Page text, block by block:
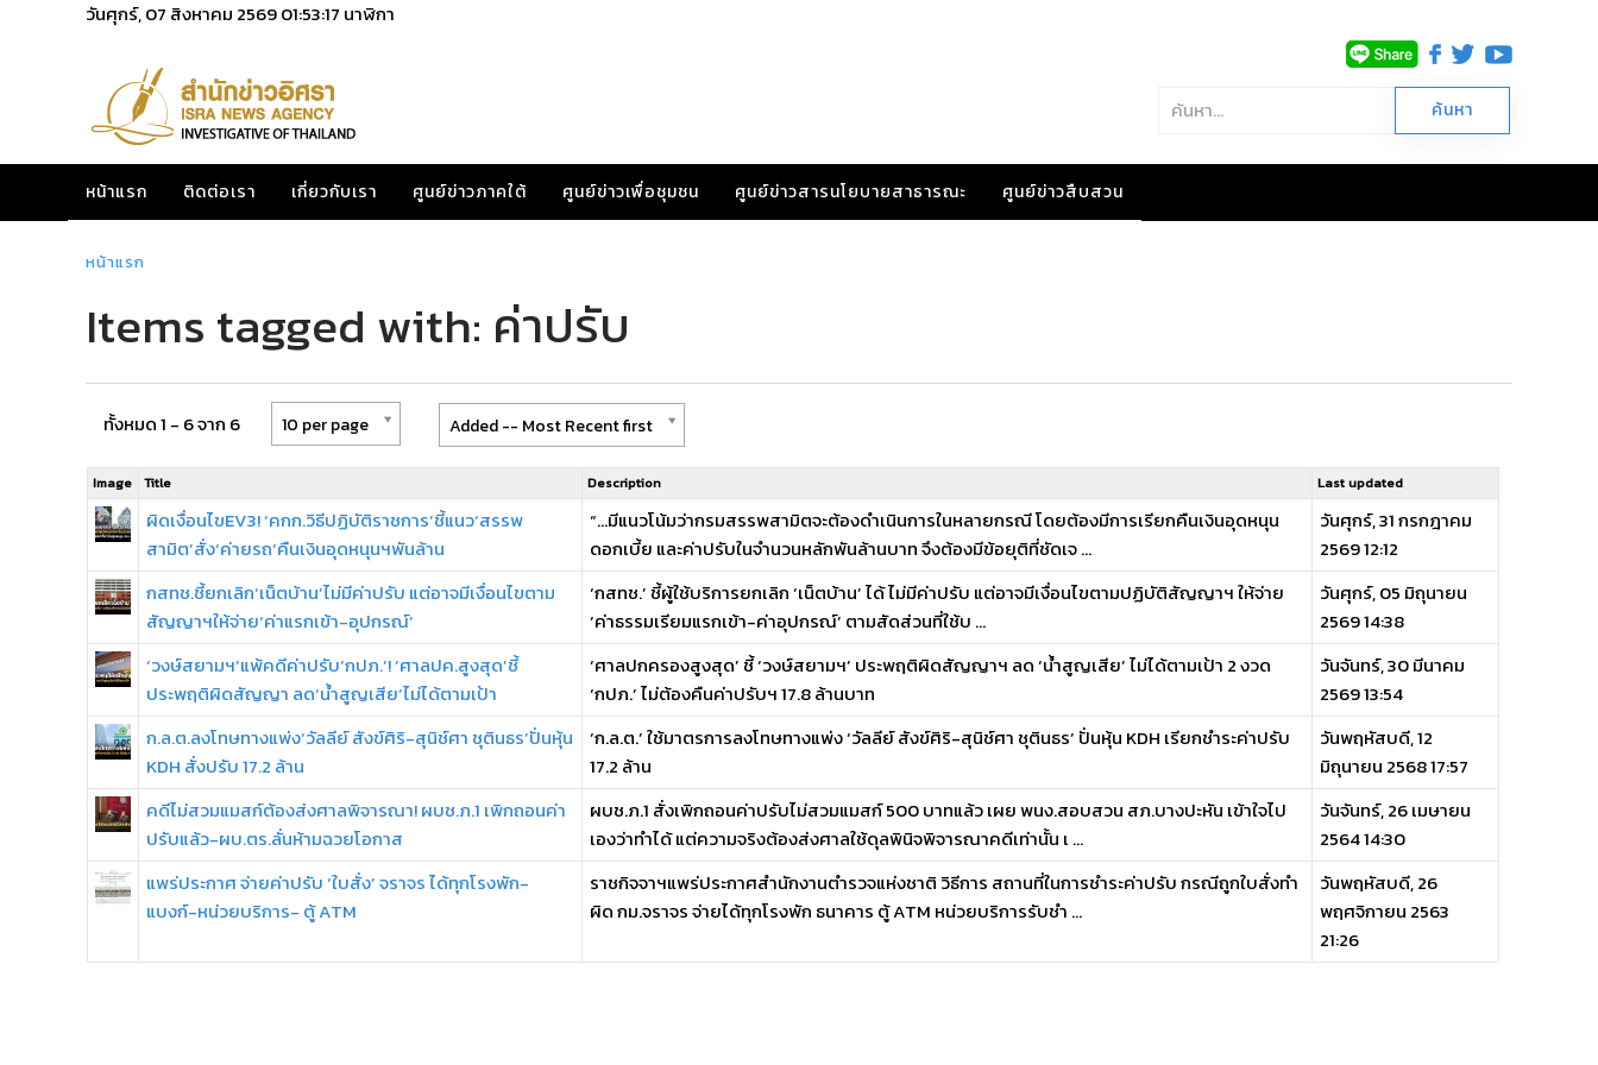
วันศุกร์, 07 สิงหาคม 256901:53:17 นาฬิกา
หน้าแรก ติดต่อเรา เกี่ยวกับเรา ศูนย์ข่าวภาคใต้ ศูนย์ข่าวเพื่อชุมชน ศูนย์ข่าวสารนโยบายสาธารณะ ศูนย์ข่าวสืบสวน
หน้าแรก
Items tagged with: ค่าปรับ
ทั้งหมด 1 - 6 จาก 6 10 per page Added -- Most Recent first
Image Title Description Last updated
ผิดเงื่อนไขEV3! ‘คกก.วิธีปฏิบัติราชการ’ชี้แนว‘สรรพ
สามิต’สั่ง‘ค่ายรถ’คืนเงินอุดหนุนฯพันล้าน
“…มีแนวโน้มว่ากรมสรรพสามิตจะต้องดำเนินการในหลายกรณี โดยต้องมีการเรียกคืนเงินอุดหนุน
ดอกเบี้ย และค่าปรับในจำนวนหลักพันล้านบาท จึงต้องมีข้อยุติที่ชัดเจ ...
วันศุกร์, 31 กรกฎาคม
2569 12:12
กสทช.ชี้ยกเลิก‘เน็ตบ้าน’ไม่มีค่าปรับ แต่อาจมีเงื่อนไขตาม
สัญญาฯให้จ่าย‘ค่าแรกเข้า-อุปกรณ์’
‘กสทช.’ ชี้ผู้ใช้บริการยกเลิก ‘เน็ตบ้าน’ ได้ ไม่มีค่าปรับ แต่อาจมีเงื่อนไขตามปฏิบัติสัญญาฯ ให้จ่าย
‘ค่าธรรมเรียมแรกเข้า-ค่าอุปกรณ์’ ตามสัดส่วนที่ใช้บ ...
วันศุกร์, 05 มิถุนายน
2569 14:38
‘วงษ์สยามฯ’แพ้คดีค่าปรับ‘กปภ.’! ‘ศาลปค.สูงสุด’ชี้
ประพฤติผิดสัญญา ลด‘น้ำสูญเสีย’ไม่ได้ตามเป้า
‘ศาลปกครองสูงสุด’ ชี้ ‘วงษ์สยามฯ’ ประพฤติผิดสัญญาฯ ลด ‘น้ำสูญเสีย’ ไม่ได้ตามเป้า 2 งวด
‘กปภ.’ ไม่ต้องคืนค่าปรับฯ 17.8 ล้านบาท
วันจันทร์, 30 มีนาคม
2569 13:54
ก.ล.ต.ลงโทษทางแพ่ง‘วัลลีย์ สังข์ศิริ-สุนิช์ศา ชุตินธร’ปั่นหุ้น
KDH สั่งปรับ 17.2 ล้าน
‘ก.ล.ต.’ ใช้มาตรการลงโทษทางแพ่ง ‘วัลลีย์ สังข์ศิริ-สุนิช์ศา ชุตินธร’ ปั่นหุ้น KDH เรียกชำระค่าปรับ
17.2 ล้าน
วันพฤหัสบดี, 12
มิถุนายน 2568 17:57
คดีไม่สวมแมสก์ต้องส่งศาลพิจารณา! ผบช.ภ.1 เพิกถอนค่า
ปรับแล้ว-ผบ.ตร.ลั่นห้ามฉวยโอกาส
ผบช.ภ.1 สั่งเพิกถอนค่าปรับไม่สวมแมสก์ 500 บาทแล้ว เผย พนง.สอบสวน สภ.บางปะหัน เข้าใจไป
เองว่าทำได้ แต่ความจริงต้องส่งศาลใช้ดุลพินิจพิจารณาคดีเท่านั้น เ ...
วันจันทร์, 26 เมษายน
2564 14:30
แพร่ประกาศ จ่ายค่าปรับ ‘ใบสั่ง’ จราจร ได้ทุกโรงพัก-
แบงก์-หน่วยบริการ- ตู้ ATM
ราชกิจจาฯแพร่ประกาศสำนักงานตำรวจแห่งชาติ วิธีการ สถานที่ในการชำระค่าปรับ กรณีถูกใบสั่งทำ
ผิด กม.จราจร จ่ายได้ทุกโรงพัก ธนาคาร ตู้ ATM หน่วยบริการรับชำ ...
วันพฤหัสบดี, 26
พฤศจิกายน 2563
21:26